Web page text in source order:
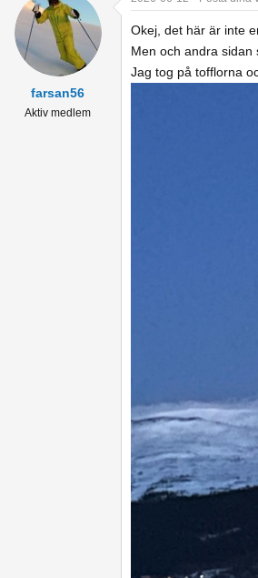
c
t
i
n
farsan56
Aktiv medlem
Okej, det här är inte
Men och andra sidan
Jag tog på tofflorna